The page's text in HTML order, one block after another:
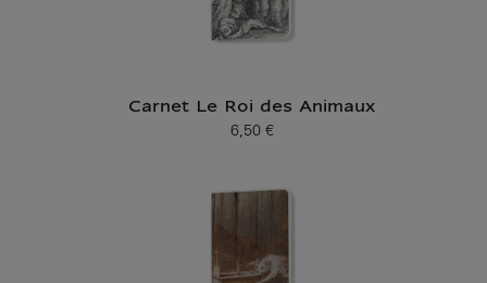
Carnet Le Roi des Animaux
Prix ​​actuel
6,50 €